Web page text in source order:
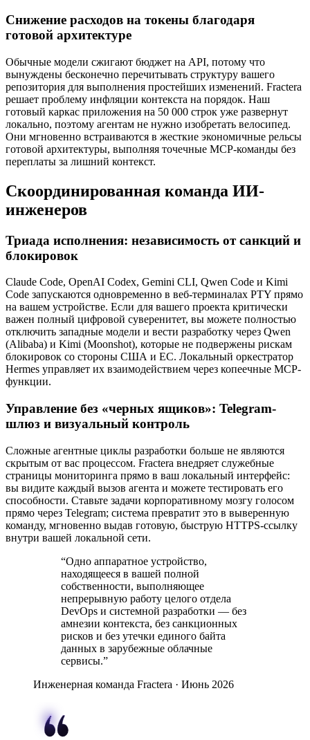
Снижение расходов на токены благодаря
готовой архитектуре
Обычные модели сжигают бюджет на API, потому что
вынуждены бесконечно перечитывать структуру вашего
репозитория для выполнения простейших изменений. Fractera
решает проблему инфляции контекста на порядок. Наш
готовый каркас приложения на 50 000 строк уже развернут
локально, поэтому агентам не нужно изобретать велосипед.
Они мгновенно встраиваются в жесткие экономичные рельсы
готовой архитектуры, выполняя точечные MCP-команды без
переплаты за лишний контекст.
Скоординированная команда ИИ-
инженеров
Триада исполнения: независимость от санкций и
блокировок
Claude Code, OpenAI Codex, Gemini CLI, Qwen Code и Kimi
Code запускаются одновременно в веб-терминалах PTY прямо
на вашем устройстве. Если для вашего проекта критически
важен полный цифровой суверенитет, вы можете полностью
отключить западные модели и вести разработку через Qwen
(Alibaba) и Kimi (Moonshot), которые не подвержены рискам
блокировок со стороны США и ЕС. Локальный оркестратор
Hermes управляет их взаимодействием через копеечные MCP-
функции.
Управление без «черных ящиков»: Telegram-
шлюз и визуальный контроль
Сложные агентные циклы разработки больше не являются
скрытым от вас процессом. Fractera внедряет служебные
страницы мониторинга прямо в ваш локальный интерфейс:
вы видите каждый вызов агента и можете тестировать его
способности. Ставьте задачи корпоративному мозгу голосом
прямо через Telegram; система превратит это в выверенную
команду, мгновенно выдав готовую, быструю HTTPS-ссылку
внутри вашей локальной сети.
“Одно аппаратное устройство,
находящееся в вашей полной
собственности, выполняющее
непрерывную работу целого отдела
DevOps и системной разработки — без
амнезии контекста, без санкционных
рисков и без утечки единого байта
данных в зарубежные облачные
сервисы.”
Инженерная команда Fractera · Июнь 2026